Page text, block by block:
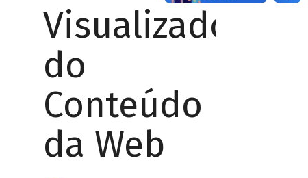
Visualizador
do
Conteúdo
da Web